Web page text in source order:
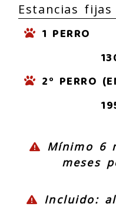
Estancias fijas
1 PERRO
2º PERRO
Mínimo 6
meses
Incluido: